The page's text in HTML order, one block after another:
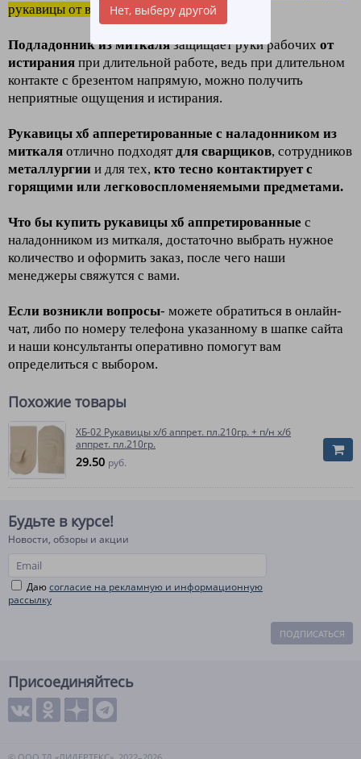
Нет, выберу другой
рукавицы от возгорания.
Подладонник из миткалязащищает руки рабочих от
истирания при длительной работе, ведь при длительном
контакте с брезентом напрямую, можно получить
неприятные ощущения и истирания.
Рукавицы хб апперетированные с наладонником из
миткаля отлично подходятдля сварщиков, сотрудников
металлургии и для тех, кто тесно контактирует с
горящими или легковоспломеняемыми предметами.
Что бы купить рукавицы хб аппретированные с
наладонником из миткаля, достаточно выбрать нужное
количество и оформить заказ, после чего наши
менеджеры свяжутся с вами.
Если возникли вопросы- можете обратиться в онлайн-
чат, либо по номеру телефона указанному в шапке сайта
и наши консультанты оперативно помогут вам
определиться с выбором.
Похожие товары
ХБ-02 Рукавицы х/б аппрет. пл.210гр. + п/н х/б
аппрет. пл.210гр.
29.50 руб.
Будьте в курсе!
Новости, обзоры и акции
Даюсогласие на рекламную и информационную
рассылку
ПОДПИСАТЬСЯ
Присоединяйтесь